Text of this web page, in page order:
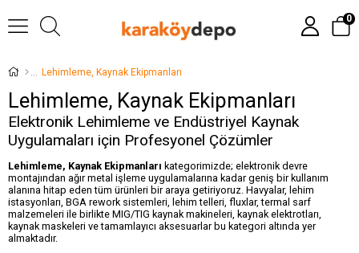
0
Lehimleme, Kaynak Ekipmanları
Lehimleme, Kaynak Ekipmanları
Elektronik Lehimleme ve Endüstriyel Kaynak
Uygulamaları için Profesyonel Çözümler
Lehimleme, Kaynak Ekipmanları kategorimizde; elektronik devre
montajından ağır metal işleme uygulamalarına kadar geniş bir kullanım
alanına hitap eden tüm ürünleri bir araya getiriyoruz. Havyalar, lehim
istasyonları, BGA rework sistemleri, lehim telleri, fluxlar, termal sarf
malzemeleri ile birlikte MIG/TIG kaynak makineleri, kaynak elektrotları,
kaynak maskeleri ve tamamlayıcı aksesuarlar bu kategori altında yer
almaktadır.